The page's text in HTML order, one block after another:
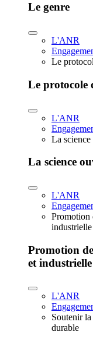
Le genre
L'ANR
Le
Le protocole
L'ANR
La science
La science
L'ANR
Promotion
Promotion
et
L'ANR
Soutenir
durable